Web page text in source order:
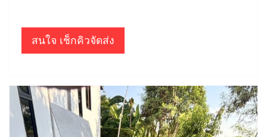
สนใจ เช็กคิวจัดส่ง